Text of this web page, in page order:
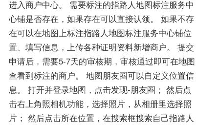
进入商户中心。 需要标注的指路人地图标注服务中
心铺是否存在，如果存在可以直接认领。 如果不存
在可以在地图上标注指路人地图标注服务中心铺位
置、填写信息，上传各种证明资料新增商户。 提交
申请后，需要5-7天的审核期，审核通过即可在地图
查看到标注的商户。 地图朋友圈可以自定义位置信
息。 打开并登录地图，点击发现-朋友圈； 然后点
击右上角照相机功能，选择照片，从相册里选择照
片； 然后点击所在位置，在搜索框搜索自己指路人